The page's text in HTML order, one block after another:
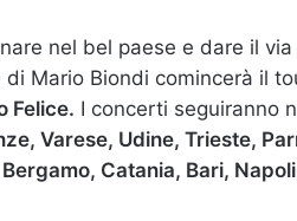
nel bel paese e dare il
di Mario Biondi comincerà il
Felice. I concerti seguiranno
Varese, Udine, Trieste,
Catania, Bari,